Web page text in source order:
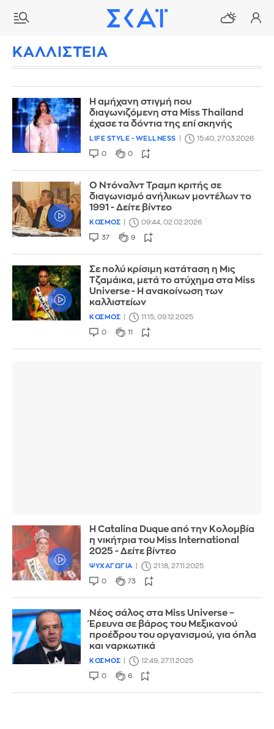
ΚΑΛΛΙΣΤΕΙΑ
Η αμήχανη στιγμή που
διαγωνιζόμενη στα Miss Thailand
έχασε τα δόντια της επί σκηνής
LIFE STYLE - WELLNESS 15:40, 27.03.2026
0 0
Ο Ντόναλντ Τραμπ κριτής σε
διαγωνισμό ανήλικων μοντέλων το
1991 - Δείτε βίντεο
ΚΟΣΜΟΣ 09:44, 02.02.2026
37 9
Σε πολύ κρίσιμη κατάταση η Μις
Tζαμάικα, μετά το ατύχημα στα Miss
Universe - Η ανακοίνωση των
καλλιστείων
ΚΟΣΜΟΣ 11:15, 09.12.2025
0 11
Η Catalina Duque από την Κολομβία
η νικήτρια του Miss International
2025 - Δείτε βίντεο
ΨΥΧΑΓΩΓΙΑ 21:18, 27.11.2025
0 73
Νέος σάλος στα Miss Universe –
Έρευνα σε βάρος του Μεξικανού
προέδρου του οργανισμού, για όπλα
και ναρκωτικά
ΚΟΣΜΟΣ 12:49, 27.11.2025
0 6